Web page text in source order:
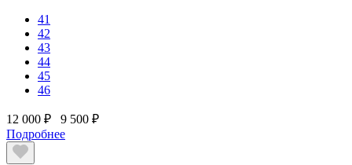
41
42
43
44
45
46
12 000 ₽
9 500 ₽
Подробнее